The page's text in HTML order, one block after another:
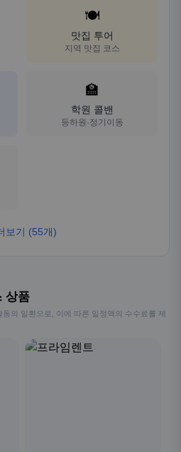
🍽️
맛집 투어
지역 맛집 코스
🏫
학원 콜밴
등하원·정기이동
보기 (55개)
상품
의 일환으로, 이에 따른 일정액의 수수료를 제